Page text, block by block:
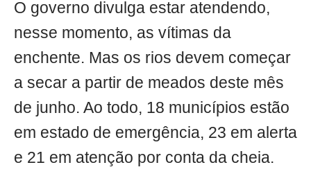
O governo divulga estar atendendo,
nesse momento, as vítimas da
enchente. Mas os rios devem começar
a secar a partir de meados deste mês
de junho. Ao todo, 18 municípios estão
em estado de emergência, 23 em alerta
e 21 em atenção por conta da cheia.